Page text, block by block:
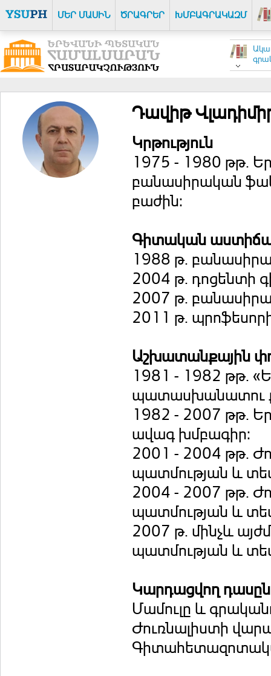
ՄԵՐ ՄԱՍԻՆ ԾՐԱԳՐԵՐ ԽՄԲԱԳՐԱԿԱԶՄ
Դավիթ
Կրթություն
1975 - 1980 թթ.
բանասիրական
բաժին:
Գիտական
1988 թ.
2004 թ. դոցենտի
2007 թ.
2011 թ.
Աշխատանքային
1981 - 1982 թթ.
պատասխանատու
1982 - 2007 թթ.
ավագ խմբագիր:
2001 - 2004 թթ.
պատմության և
2004 - 2007 թթ.
պատմության և
2007 թ. մինչև
պատմության և
Կարդացվող
Մամուլը և
Ժուռնալիստի